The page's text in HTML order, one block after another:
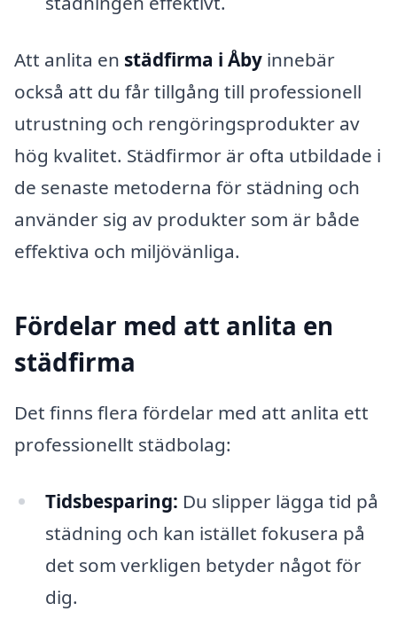
Att anlita en städfirma i Åby innebär
också att du får tillgång till professionell
utrustning och rengöringsprodukter av
hög kvalitet. Städfirmor är ofta utbildade i
de senaste metoderna för städning och
använder sig av produkter som är både
effektiva och miljövänliga.
Fördelar med att anlita en
städfirma
Det finns flera fördelar med att anlita ett
professionellt städbolag:
Tidsbesparing: Du slipper lägga tid på
städning och kan istället fokusera på
det som verkligen betyder något för
dig.